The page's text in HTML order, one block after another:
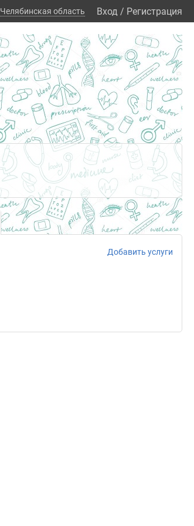
Челябинская область Вход / Регистрация
Добавить услуги